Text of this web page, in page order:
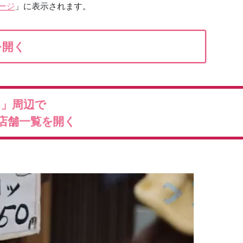
ジ 」に表示されます。
く
」周辺で
舗一覧を開く